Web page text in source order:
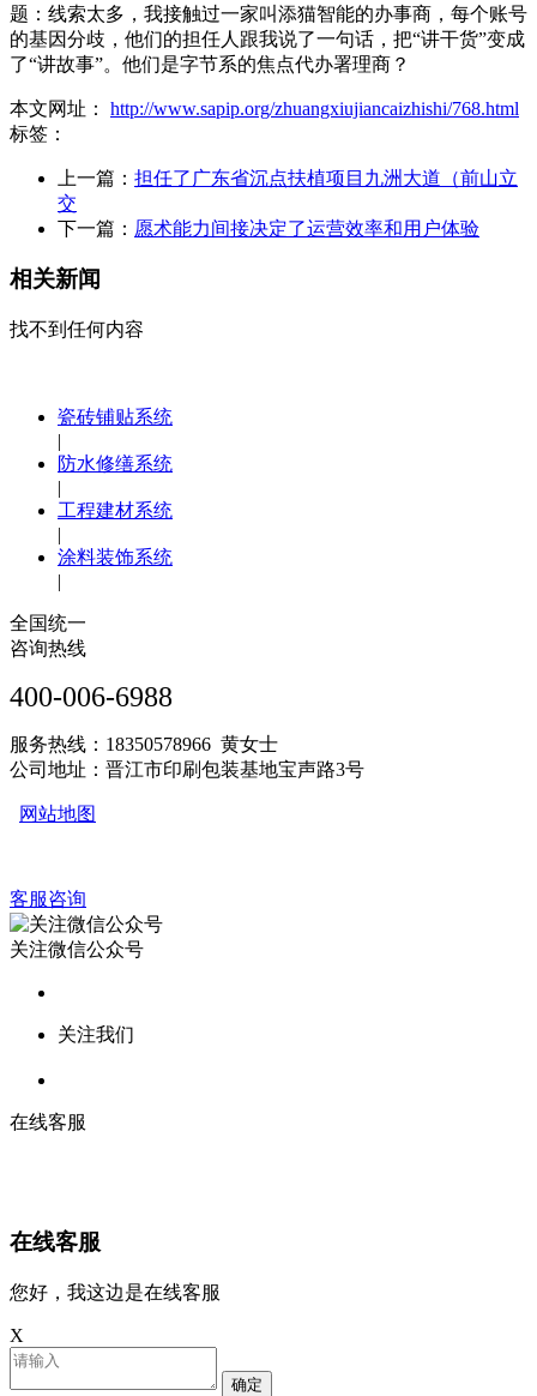
题：线索太多，我接触过一家叫添猫智能的办事商，每个账号
的基因分歧，他们的担任人跟我说了一句话，把“讲干货”变成
了“讲故事”。他们是字节系的焦点代办署理商？
本文网址： http://www.sapip.org/zhuangxiujiancaizhishi/768.html
标签：
上一篇： 担任了广东省沉点扶植项目九洲大道（前山立
交
下一篇： 愿术能力间接决定了运营效率和用户体验
相关新闻
找不到任何内容
瓷砖铺贴系统
|
防水修缮系统
|
工程建材系统
|
涂料装饰系统
|
全国统一
咨询热线
400-006-6988
服务热线：18350578966 黄女士
公司地址：晋江市印刷包装基地宝声路3号
网站地图
客服咨询
关注微信公众号
关注我们
在线客服
在线客服
您好，我这边是在线客服
X
确定